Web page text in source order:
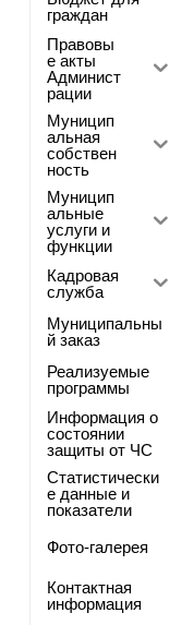
граждан
Правовы
е акты
Админист
рации
Муницип
альная
собствен
ность
Муницип
альные
услуги и
функции
Кадровая
служба
Муниципальны
й заказ
Реализуемые
программы
Информация о
состоянии
защиты от ЧС
Статистически
е данные и
показатели
Фото-галерея
Контактная
информация